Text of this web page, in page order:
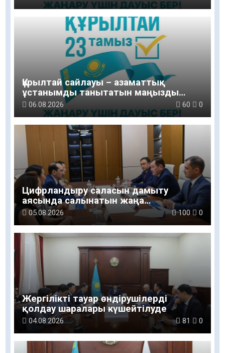
Құрылтай сайлауы – азаматтық
ұстанымды танытатын маңызды
қадам
06.08.2026 60 0
Цифрландыру саласын дамыту
аясында салынатын жаңа
орталықтың жобасы талқыланды
05.08.2026 100 0
Жергілікті тауар өндірушілерді
қолдау шаралары күшейтілуде
04.08.2026 81 0